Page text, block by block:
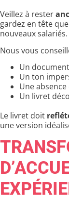
Veillez à rester
gardez en tête
nouveaux salariés.
Nous vous
Un
Un ton
Une
Un livret
Le livret doit
une version